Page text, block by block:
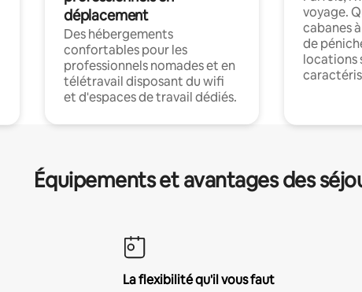
déplacement
Des hébergements
confortables pour les
professionnels nomades et en
télétravail disposant du wifi
et d'espaces de travail dédiés.
voyage.
cabanes
de
locations
Équipements et avantages des
La flexibilité qu'il vous faut